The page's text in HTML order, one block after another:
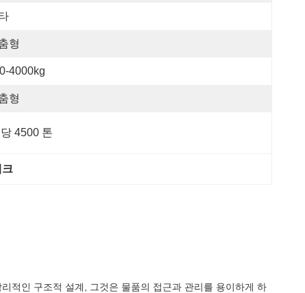
형
4000kg
형
4500 톤
크
적인 구조적 설계, 그것은 물품의 접근과 관리를 용이하게 하